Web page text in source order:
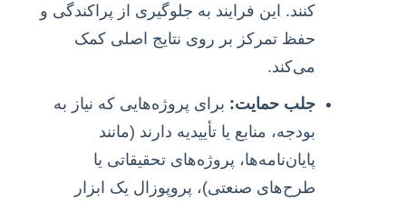
کنند. این فرایند به جلوگیری از پراکندگی و
حفظ تمرکز بر روی نتایج اصلی کمک
می‌کند.
جلب حمایت: برای پروژه‌هایی که نیاز به
بودجه، منابع یا تأییدیه دارند (مانند
پایان‌نامه‌ها، پروژه‌های تحقیقاتی یا
طرح‌های صنعتی)، پروپوزال یک ابزار